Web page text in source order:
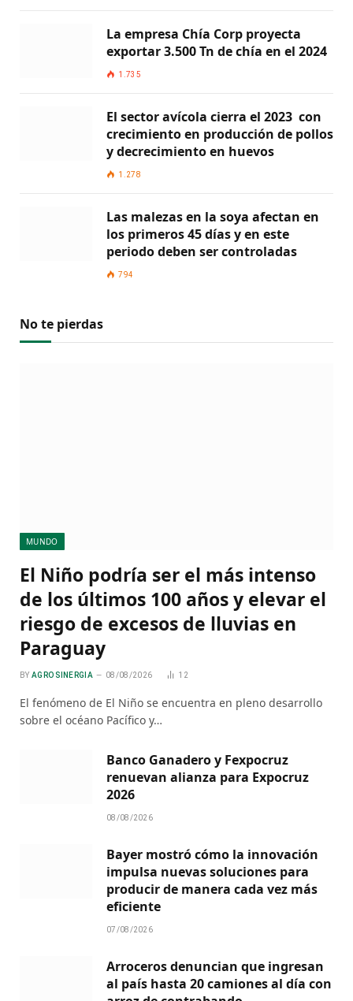
La empresa Chía Corp proyecta
exportar 3.500 Tn de chía en el 2024
1.735
El sector avícola cierra el 2023 con
crecimiento en producción de pollos
y decrecimiento en huevos
1.278
Las malezas en la soya afectan en
los primeros 45 días y en este
periodo deben ser controladas
794
No te pierdas
MUNDO
El Niño podría ser el más intenso
de los últimos 100 años y elevar el
riesgo de excesos de lluvias en
Paraguay
BY AGRO SINERGIA 08/08/2026 12
El fenómeno de El Niño se encuentra en pleno desarrollo
sobre el océano Pacífico y…
Banco Ganadero y Fexpocruz
renuevan alianza para Expocruz
2026
08/08/2026
Bayer mostró cómo la innovación
impulsa nuevas soluciones para
producir de manera cada vez más
eficiente
07/08/2026
Arroceros denuncian que ingresan
al país hasta 20 camiones al día con